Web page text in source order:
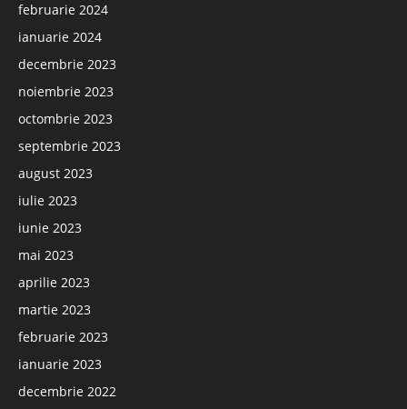
februarie 2024
ianuarie 2024
decembrie 2023
noiembrie 2023
octombrie 2023
septembrie 2023
august 2023
iulie 2023
iunie 2023
mai 2023
aprilie 2023
martie 2023
februarie 2023
ianuarie 2023
decembrie 2022